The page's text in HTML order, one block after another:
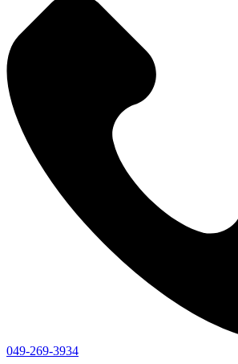
049-269-3934